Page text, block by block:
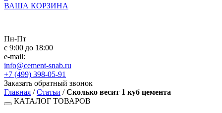
ВАША КОРЗИНА
Пн-Пт
с 9:00 до 18:00
e-mail:
info@cement-snab.ru
+7 (499) 398-05-91
Заказать обратный звонок
Главная /Статьи /Сколько весит 1 куб цемента
КАТАЛОГ ТОВАРОВ